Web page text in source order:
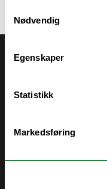
Nødvendig
Egenskaper
Statistikk
Markedsføring